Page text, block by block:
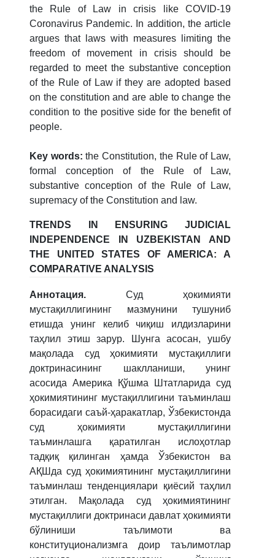
the Rule of Law in crisis like COVID-19
Coronavirus Pandemic. In addition, the article
argues that laws with measures limiting the
freedom of movement in crisis should be
regarded to meet the substantive conception
of the Rule of Law if they are adopted based
on the constitution and are able to change the
condition to the positive side for the benefit of
people.
Key words:the Constitution, the Rule of Law,
formal conception of the Rule of Law,
substantive conception of the Rule of Law,
supremacy of the Constitution and law.
TRENDS IN ENSURING JUDICIAL
INDEPENDENCE IN UZBEKISTAN AND
THE UNITED STATES OF AMERICA: A
COMPARATIVE ANALYSIS
Аннотация. Суд ҳокимияти
мустақиллигининг мазмунини тушуниб
етишда унинг келиб чиқиш илдизларини
таҳлил этиш зарур. Шунга асосан, ушбу
мақолада суд ҳокимияти мустақиллиги
доктринасининг шаклланиши, унинг
асосида Америка Қўшма Штатларида суд
ҳокимиятининг мустақиллигини таъминлаш
борасидаги саъй-ҳаракатлар, Ўзбекистонда
суд ҳокимияти мустақиллигини
таъминлашга қаратилган ислоҳотлар
тадқиқ қилинган ҳамда Ўзбекистон ва
АҚШда суд ҳокимиятининг мустақиллигини
таъминлаш тенденциялари қиёсий таҳлил
этилган. Мақолада суд ҳокимиятининг
мустақиллиги доктринаси давлат ҳокимияти
бўлиниши таълимоти ва
конституционализмга доир таълимотлар